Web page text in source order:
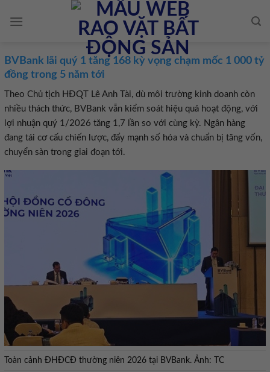
BVBank lãi quý 1 tăng 168 kỳ vọng chạm mốc 1 000 tỷ
đồng trong 5 năm tới
Theo Chủ tịch HĐQT Lê Anh Tài, dù môi trường kinh doanh còn
nhiều thách thức, BVBank vẫn kiểm soát hiệu quả hoạt động, với
lợi nhuận quý 1/2026 tăng 1,7 lần so với cùng kỳ. Ngân hàng
đang tái cơ cấu chiến lược, đẩy mạnh số hóa và chuẩn bị tăng vốn,
chuyển sàn trong giai đoạn tới.
Toàn cảnh ĐHĐCĐ thường niên 2026 tại BVBank. Ảnh: TC